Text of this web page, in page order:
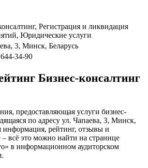
Регистрация и ликвидация
Юридические услуги
3, Минск, Беларусь
34-90
Бизнес-консалтинг
предоставляющая услуги бизнес-
по адресу ул. Чапаева, 3, Минск,
информация, рейтинг, отзывы и
всё это можно найти на странице
в информационном аудиторском